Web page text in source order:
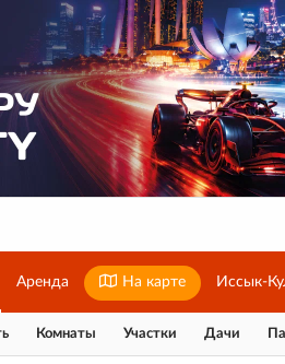
Аренда На карте Иссык-
Комнаты Участки Дачи